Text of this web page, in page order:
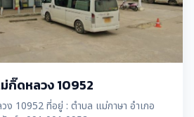
กิ๊ดหลวง 10952
ง 10952 ที่อยู่ : ตำบล แม่กาษา อำเภอ